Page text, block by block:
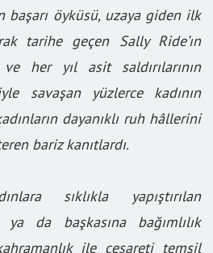
başarı öyküsü, uzaya giden ilk
tarihe geçen Sally Ride’ın
her yıl asit saldırılarının
savaşan yüzlerce kadının
dayanıklı ruh hâllerini
bariz kanıtlardı.
sıklıkla yapıştırılan
ya da başkasına bağımlılık
ile cesareti temsil